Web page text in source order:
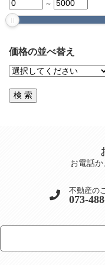
～
価格の並べ替え
お電話
不動産の
073-